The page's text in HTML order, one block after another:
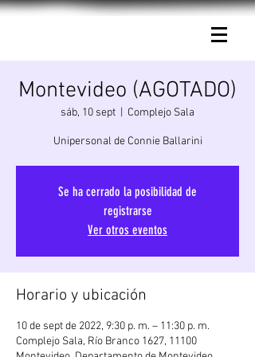
Montevideo (AGOTADO)
sáb, 10 sept Complejo Sala
Unipersonal de Connie Ballarini
Se ha cerrado la posibilidad de
registrarse
Ver otros eventos
Horario y ubicación
10 de sept de 2022, 9:30 p. m. – 11:30 p. m.
Complejo Sala, Río Branco 1627, 11100